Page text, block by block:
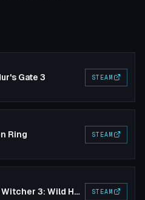
Gate 3 STEAM
Ring STEAM
The Witcher 3: Wild Hunt STEAM